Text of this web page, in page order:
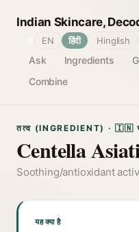
Indian Skincare,
Ask Ingredients
Combine
EN हिंदी Hinglish
तत्व (INGREDIENT) · 🇮🇳
Centella
Soothing/antioxidant
यह क्या है